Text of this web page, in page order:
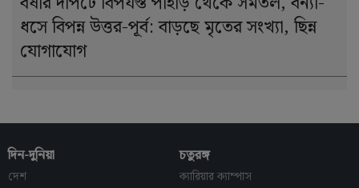
ধসে বিপন্ন উত্তর-পূর্ব: বাড়ছে মৃতের সংখ্যা, ছিন্ন
যোগাযোগ
দিন-দুনিয়া
দেশ
চতুরঙ্গ
ক্যারিয়ার ক্যাম্পাস